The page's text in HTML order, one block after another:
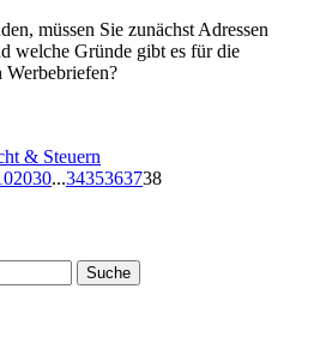
müssen Sie zunächst Adressen
welche Gründe gibt es für die
Werbebriefen?
& Steuern
2030...3435363738